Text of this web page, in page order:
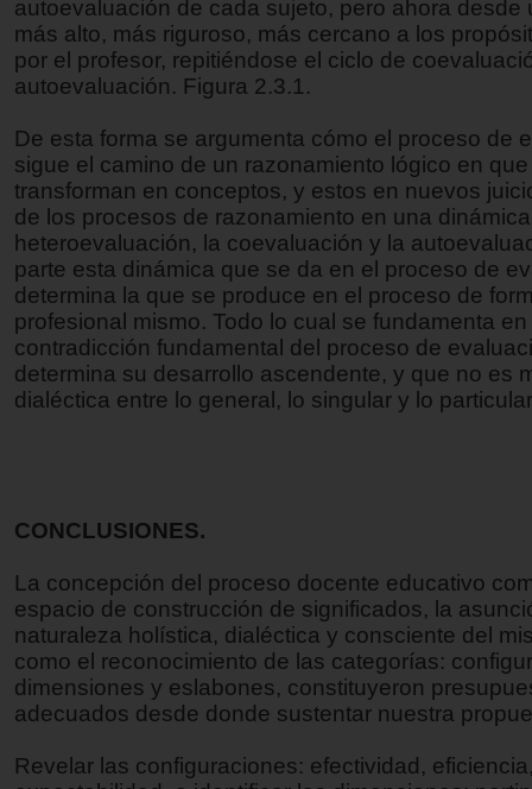
autoevaluación de cada sujeto, pero ahora desde
más alto, más riguroso, más cercano a los
por el profesor, repitiéndose el ciclo de
autoevaluación. Figura 2.3.1.
De esta forma se argumenta cómo el proceso de
sigue el camino de un razonamiento lógico en
transforman en conceptos, y estos en nuevos
de los procesos de razonamiento en una
heteroevaluación, la coevaluación y la
parte esta dinámica que se da en el proceso de
determina la que se produce en el proceso de
profesional mismo. Todo lo cual se fundamenta en
contradicción fundamental del proceso de
determina su desarrollo ascendente, y que no es
dialéctica entre lo general, lo singular y lo
CONCLUSIONES.
La concepción del proceso docente educativo
espacio de construcción de significados, la
naturaleza holística, dialéctica y consciente del
como el reconocimiento de las categorías:
dimensiones y eslabones, constituyeron
adecuados desde donde sustentar nuestra
Revelar las configuraciones: efectividad,